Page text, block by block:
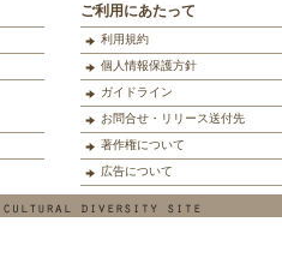
ご利用にあたって
利用規約
個人情報保護方針
ガイドライン
お問合せ・リリース送付先
著作権について
広告について